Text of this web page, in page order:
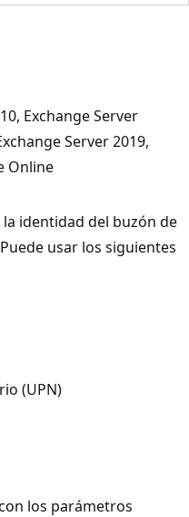
Exchange Server
Server 2019,
Online
identidad del buzón de
usar los siguientes
(UPN)
los parámetros